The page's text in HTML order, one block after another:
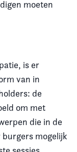
moeten
is er
van in
de
om met
die in de
mogelijk